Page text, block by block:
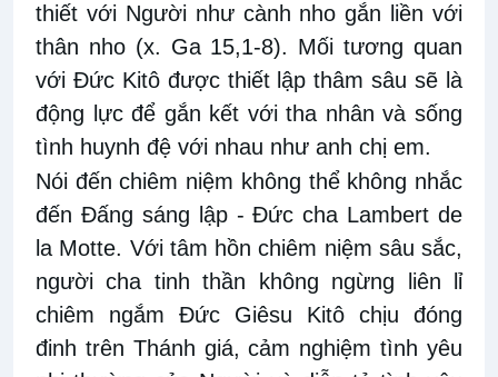
thiết với Người như cành nho gắn liền với
thân nho (x. Ga 15,1-8). Mối tương quan
với Đức Kitô được thiết lập thâm sâu sẽ là
động lực để gắn kết với tha nhân và sống
tình huynh đệ với nhau như anh chị em.
Nói đến chiêm niệm không thể không nhắc
đến Đấng sáng lập - Đức cha Lambert de
la Motte. Với tâm hồn chiêm niệm sâu sắc,
người cha tinh thần không ngừng liên lỉ
chiêm ngắm Đức Giêsu Kitô chịu đóng
đinh trên Thánh giá, cảm nghiệm tình yêu